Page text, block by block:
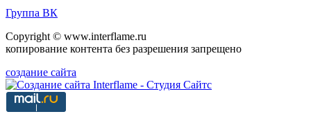
Группа ВК
Copyright © www.interflame.ru
копирование контента без разрешения запрещено
создание сайта